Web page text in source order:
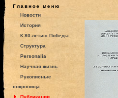
Главное меню
Новости
История
К 80-летию Победы
Структура
Personalia
Научная жизнь
Рукописные
сокровища
Публикации